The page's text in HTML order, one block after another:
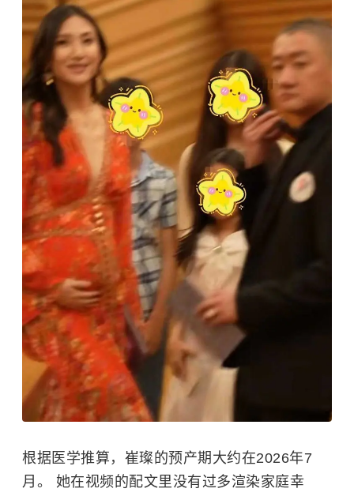
根据医学推算，崔璨的预产期大约在2026年7
月。 她在视频的配文里没有过多渲染家庭幸